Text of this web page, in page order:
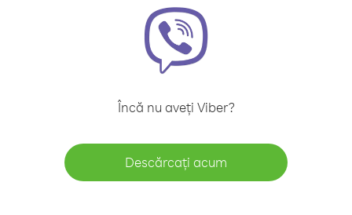
Încă nu aveți Viber?
Descărcați acum